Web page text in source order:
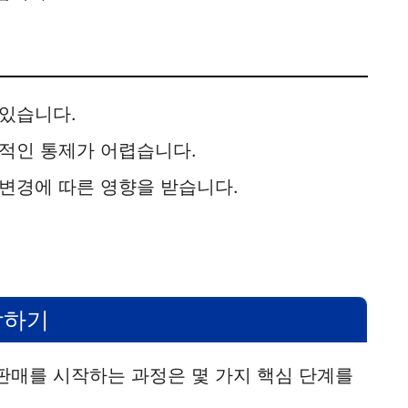
습니다.
인 통제가 어렵습니다.
경에 따른 영향을 받습니다.
기
를 시작하는 과정은 몇 가지 핵심 단계를